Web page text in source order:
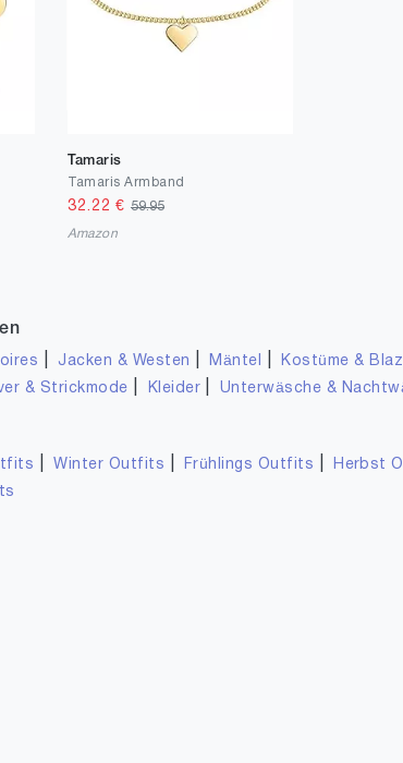
Tamaris
Tamaris Armband
32.22 € 59.95
Amazon
Jacken & Westen Mäntel Kostüme &
& Strickmode Kleider Unterwäsche &
|Winter Outfits Frühlings Outfits Herbst